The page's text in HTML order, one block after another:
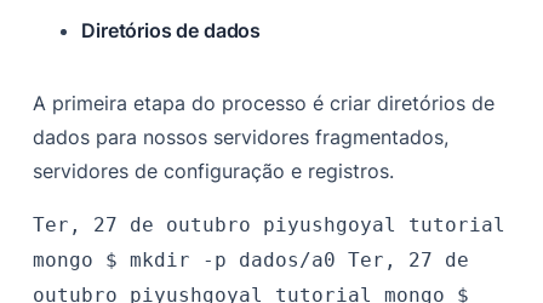
Diretórios de dados
A primeira etapa do processo é criar diretórios de
dados para nossos servidores fragmentados,
servidores de configuração e registros.
Ter, 27 de outubro piyushgoyal
tutorial
mongo $mkdir -p dados/a0 Ter, 27 de
outubro piyushgoyal
tutorial mongo $